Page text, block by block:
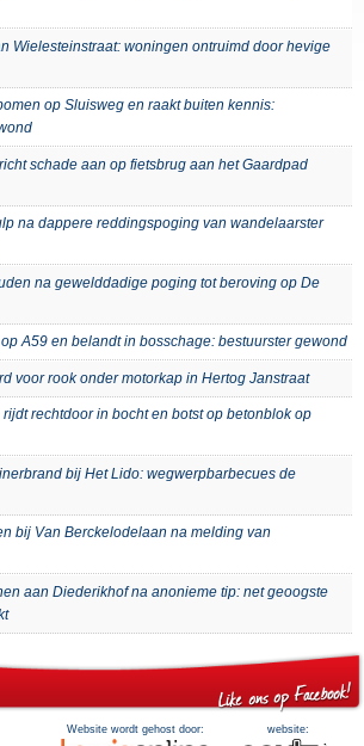
Wielesteinstraat: woningen ontruimd door hevige
op Sluisweg en raakt buiten kennis:
schade aan op fietsbrug aan het Gaardpad
na dappere reddingspoging van wandelaarster
na gewelddadige poging tot beroving op De
A59 en belandt in bosschage: bestuurster gewond
voor rook onder motorkap in Hertog Janstraat
rechtdoor in bocht en botst op betonblok op
bij Het Lido: wegwerpbarbecues de
bij Van Berckelodelaan na melding van
aan Diederikhof na anonieme tip: net geoogste
Website wordt gehost door: website: